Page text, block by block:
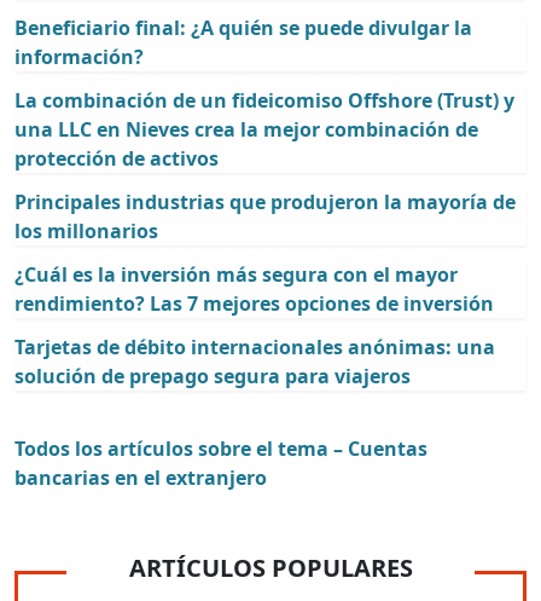
Beneficiario final: ¿A quién se puede divulgar la
información?
La combinación de un fideicomiso Offshore (Trust) y
una LLC en Nieves crea la mejor combinación de
protección de activos
Principales industrias que produjeron la mayoría de
los millonarios
¿Cuál es la inversión más segura con el mayor
rendimiento? Las 7 mejores opciones de inversión
Tarjetas de débito internacionales anónimas: una
solución de prepago segura para viajeros
Todos los artículos sobre el tema – Cuentas
bancarias en el extranjero
ARTÍCULOS POPULARES